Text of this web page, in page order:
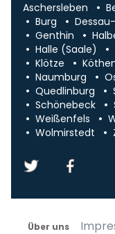
Aschersleben
Burg
Genthin
Halle (Saale)
Klötze
Naumburg
Quedlinburg
Schönebeck
Weißenfels
Wolmirstedt
Über uns